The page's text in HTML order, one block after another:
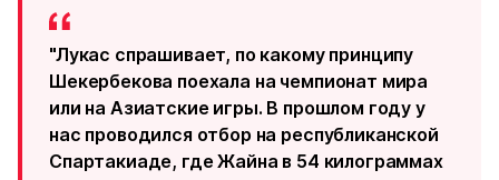
"Лукас спрашивает, по какому принципу
Шекербекова поехала на чемпионат мира
или на Азиатские игры. В прошлом году у
нас проводился отбор на республиканской
Спартакиаде, где Жайна в 54 килограммах